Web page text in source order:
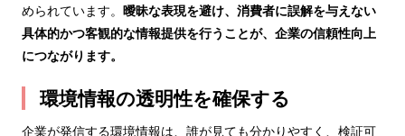
められています。 曖昧な表現を避け、消費者に誤解を与えない
具体的かつ客観的な情報提供を行うことが、企業の信頼性向上
につながります。
環境情報の透明性を確保する
企業が発信する環境情報は、誰が見ても分かりやすく、検証可